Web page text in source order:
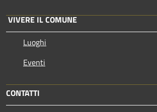
VIVERE IL COMUNE
Luoghi
Eventi
CONTATTI